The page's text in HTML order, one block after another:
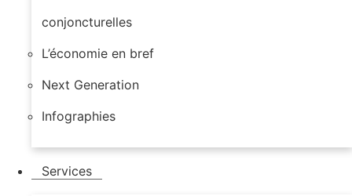
conjoncturelles
L’économie en bref
Next Generation
Infographies
Services